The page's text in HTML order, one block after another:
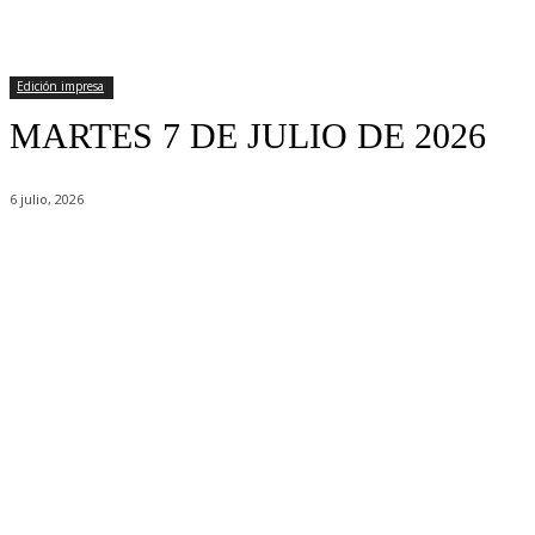
Edición impresa
MARTES 7 DE JULIO DE 2026
6 julio, 2026